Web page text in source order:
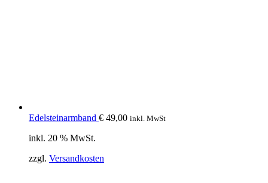
Edelsteinarmband € 49,00 inkl. MwSt
inkl. 20 % MwSt.
zzgl. Versandkosten